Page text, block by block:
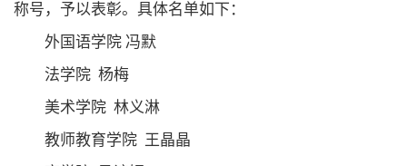
称号，予以表彰。具体名单如下：
外国语学院 冯默
法学院 杨梅
美术学院 林义淋
教师教育学院 王晶晶